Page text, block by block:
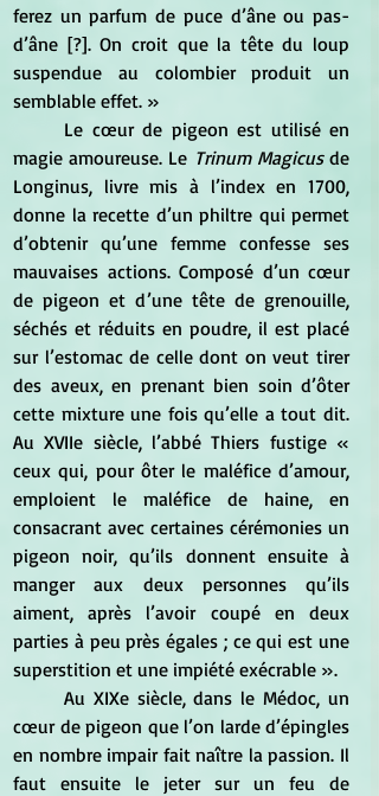
ferez un parfum de puce d’âne ou pas-
d’âne [?]. On croit que la tête du loup
suspendue au colombier produit un
semblable effet. »
magie amoureuse. Le Trinum Magicus de
Longinus, livre mis à l’index en 1700,
donne la recette d’un philtre qui permet
d’obtenir qu’une femme confesse ses
mauvaises actions. Composé d’un cœur
de pigeon et d’une tête de grenouille,
séchés et réduits en poudre, il est placé
sur l’estomac de celle dont on veut tirer
des aveux, en prenant bien soin d’ôter
cette mixture une fois qu’elle a tout dit.
Au XVIIe siècle, l’abbé Thiers fustige «
ceux qui, pour ôter le maléfice d’amour,
emploient le maléfice de haine, en
consacrant avec certaines cérémonies un
pigeon noir, qu’ils donnent ensuite à
manger aux deux personnes qu’ils
aiment, après l’avoir coupé en deux
parties à peu près égales ; ce qui est une
superstition et une impiété exécrable ».
cœur de pigeon que l’on larde d’épingles
en nombre impair fait naître la passion. Il
faut ensuite le jeter sur un feu de